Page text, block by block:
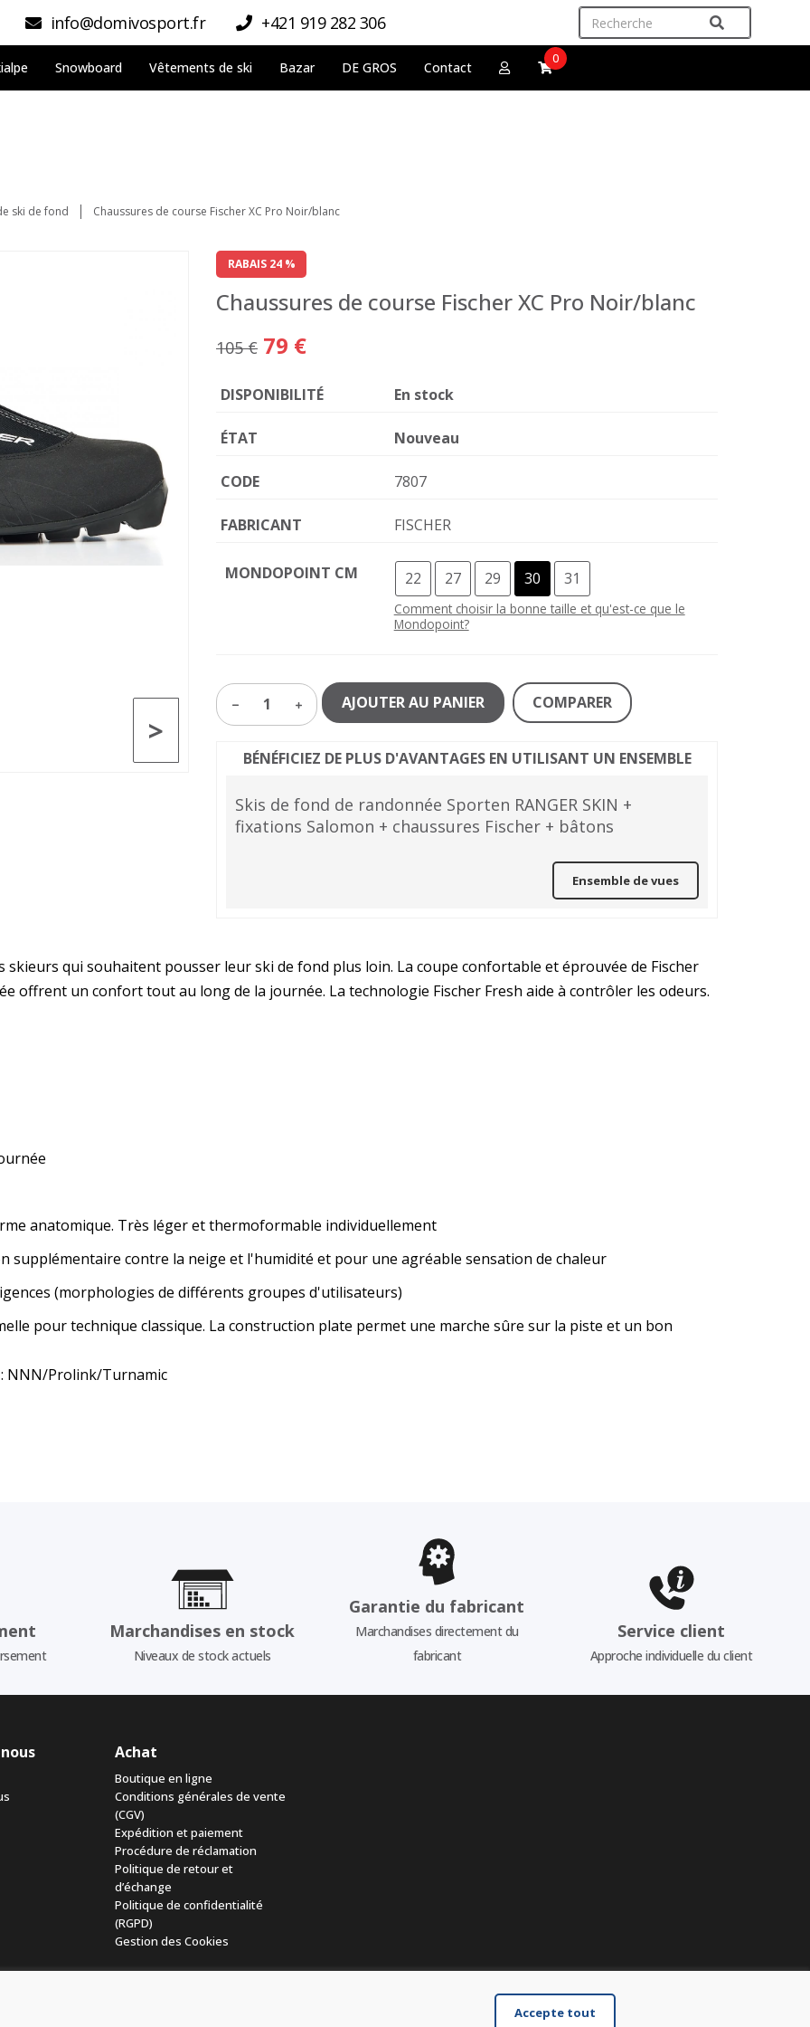
info@domivosport.fr +421 919 282 306
Snowboard Vêtements de ski Bazar DE GROS Contact
0
ski de fond Chaussures de course Fischer XC Pro Noir/blanc
>
RABAIS 24 %
Chaussures de course Fischer XC Pro Noir/blanc
105 € 79 €
DISPONIBILITÉ En stock
ÉTAT Nouveau
CODE 7807
FABRICANT FISCHER
MONDOPOINT CM 22 27 29 30 31
Comment choisir la bonne taille et qu'est-ce que le
Mondopoint?
1 AJOUTER AU PANIER COMPARER
BÉNÉFICIEZ DE PLUS D'AVANTAGES EN UTILISANT UN ENSEMBLE
Skis de fond de randonnée Sporten RANGER SKIN +
fixations Salomon + chaussures Fischer + bâtons
Ensemble de vues
skieurs qui souhaitent pousser leur ski de fond plus loin. La coupe confortable et éprouvée de Fischer
offrent un confort tout au long de la journée. La technologie Fischer Fresh aide à contrôler les odeurs.
anatomique. Très léger et thermoformable individuellement
supplémentaire contre la neige et l'humidité et pour une agréable sensation de chaleur
(morphologies de différents groupes d'utilisateurs)
pour technique classique. La construction plate permet une marche sûre sur la piste et un bon
NNN/Prolink/Turnamic
Marchandises en stock
Niveaux de stock actuels
Garantie du fabricant
Marchandises directement du
fabricant
Service client
Approche individuelle du client
Achat
Boutique en ligne
Conditions générales de vente
(CGV)
Expédition et paiement
Procédure de réclamation
Politique de retour et
d’échange
Politique de confidentialité
(RGPD)
Gestion des Cookies
Accepte tout